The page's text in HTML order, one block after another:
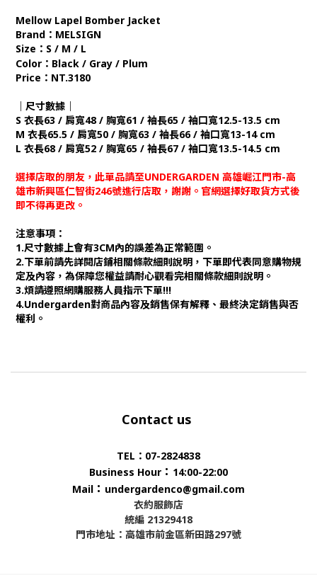
Mellow Lapel Bomber Jacket
Brand：MELSIGN
Size：S / M / L
Color： Black / Gray / Plum
Price：NT.3180
｜尺寸數據｜
S 衣長63 / 肩寬48 / 胸寬61 / 袖長65 / 袖口寬12.5-13.5 cm
M 衣長65.5 / 肩寬50 / 胸寬63 / 袖長66 / 袖口寬13-14 cm
L 衣長68 / 肩寬52 / 胸寬65 / 袖長67 / 袖口寬13.5-14.5 cm
選擇店取的朋友，此單品請至UNDERGARDEN 高雄崛江門市-高
雄市新興區仁智街246號進行店取，謝謝。官網選擇好取貨方式後
即不得再更改。
注意事項：
1.尺寸數據上會有3CM內的誤差為正常範圍。
2.下單前請先詳閱店鋪相關條款細則說明，下單即代表同意購物規
定及內容，為保障您權益請耐心觀看完相關條款細則說明。
3.煩請遵照網購服務人員指示下單!!!
4.Undergarden對商品內容及銷售保有解釋、最終決定銷售與否
權利。
Contact us
TEL：07-2824838
Business Hour ： 14:00-22:00
Mail ： undergardenco@gmail.com
衣約服飾店
統編 21329418
門市地址：高雄市前金區新田路297號